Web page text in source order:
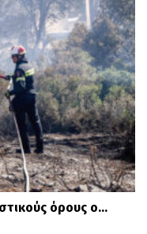
όρους ο…